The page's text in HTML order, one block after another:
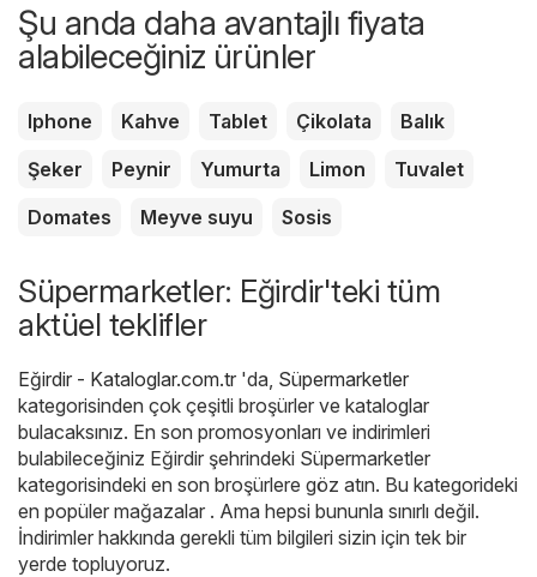
Şu anda daha avantajlı fiyata
alabileceğiniz ürünler
Iphone Kahve Tablet Çikolata
Balık
Şeker
Peynir Yumurta Limon
Tuvalet
Domates
Meyve suyu Sosis
Süpermarketler: Eğirdir'teki tüm
aktüel teklifler
Eğirdir - Kataloglar.com.tr 'da, Süpermarketler
kategorisinden çok çeşitli broşürler ve kataloglar
bulacaksınız. En son promosyonları ve indirimleri
bulabileceğiniz Eğirdir şehrindeki Süpermarketler
kategorisindeki en son broşürlere göz atın. Bu kategorideki
en popüler mağazalar . Ama hepsi bununla sınırlı değil.
İndirimler hakkında gerekli tüm bilgileri sizin için tek bir
yerde topluyoruz.